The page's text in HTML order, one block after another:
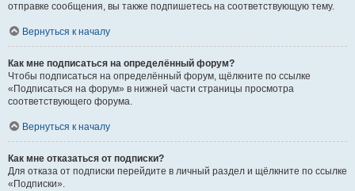
отправке сообщения, вы также подпишетесь на соответствующую тему.
Вернуться к началу
Как мне подписаться на определённый форум?
Чтобы подписаться на определённый форум, щёлкните по ссылке
«Подписаться на форум» в нижней части страницы просмотра
соответствующего форума.
Вернуться к началу
Как мне отказаться от подписки?
Для отказа от подписки перейдите в личный раздел и щёлкните по ссылке
«Подписки».